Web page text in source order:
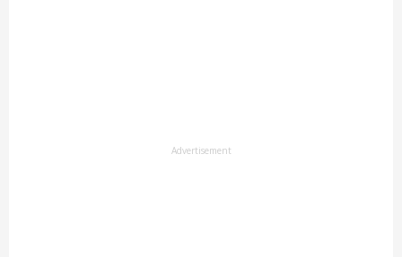
Advertisement